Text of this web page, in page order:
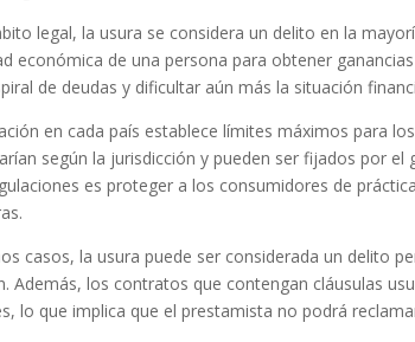
legal, la usura se considera un delito en la
económica de una persona para obtener
de deudas y dificultar aún más la situación
en cada país establece límites máximos para
según la jurisdicción y pueden ser fijados por
es proteger a los consumidores de
casos, la usura puede ser considerada un delito
Además, los contratos que contengan cláusulas
lo que implica que el prestamista no podrá